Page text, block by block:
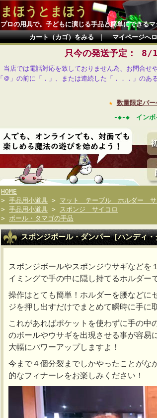
まほうとまほう
プロの用具で。子どもに演じる手品と簡単にできる
カート（カゴ）をみる｜ マイページへ
只今の発送予定： 8/
当店では電話対応を致しておりません為、お問合せ
「＠」の前に「．」、または連続した「．．．」の
★ 数量限定バー
-◆-◆ インボ
HOME
> 手品用小道具 > マット テーブル ホルダー サ
> 手品用小道具 > スポンジ サイコロ
> ボール・タマゴの手品
スポンジボール・ダンパー［ハンディ
スポンジボールやスポンジウサギなどを
イミングで手の中に隠し持てるホルダー
操作はとても簡単！ホルダーを腰などに
ジを押し出すだけでまとめて瞬時に手に
これがあればポケットを使わずに手の
のボールやウサギを出現させる事が容易
大幅にパワーアップしますよ！
今まで４個分裂までしかやったことがな
的なフィナーレをお楽しみください！